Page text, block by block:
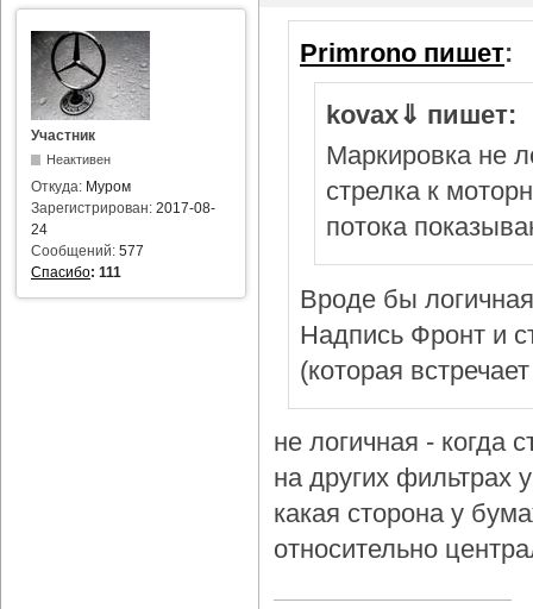
Участник
Неактивен
Откуда: Муром
Зарегистрирован: 2017-08-
24
Сообщений: 577
Спасибо: 111
Primrono пишет:
kovax⇓ пишет:
Маркировка не
стрелка к
потока
Вроде бы
Надпись Фронт и
(которая
не логичная - когда
на других фильтрах
какая сторона у
относительно